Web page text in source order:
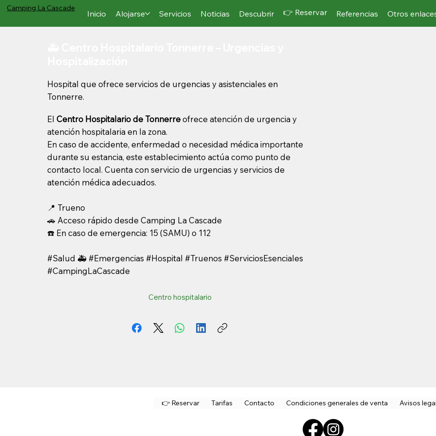
Camping La Cascade
Inicio Alojarse Servicios Noticias Descubrir 👉 Reservar Referencias Otros
Hospital que ofrece servicios de urgencias y asistenciales en
Tonnerre.
ElCentro Hospitalario de Tonnerreofrece atención de urgencia y
atención hospitalaria en la zona.
En caso de accidente, enfermedad o necesidad médica importante
durante su estancia, este establecimiento actúa como punto de
contacto local. Cuenta con servicio de urgencias y servicios de
atención médica adecuados.
📍 Trueno
🚗 Acceso rápido desde Camping La Cascade
☎️ En caso de emergencia: 15 (SAMU) o 112
#Salud 🚑 #Emergencias #Hospital #Truenos #ServiciosEsenciales
#CampingLaCascade
Centro hospitalario
👉 Reservar Tarifas Contacto Condiciones generales de venta Avisos